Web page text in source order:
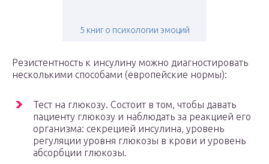
5 книг о психологии эмоций
Резистентность к инсулину можно диагностировать
несколькими способами (европейские нормы):
Тест на глюкозу. Состоит в том, чтобы давать
пациенту глюкозу и наблюдать за реакцией его
организма: секрецией инсулина, уровень
регуляции уровня глюкозы в крови и уровень
абсорбции глюкозы.